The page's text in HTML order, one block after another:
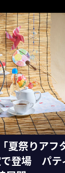
夏祭りアフ
で登場 パテ